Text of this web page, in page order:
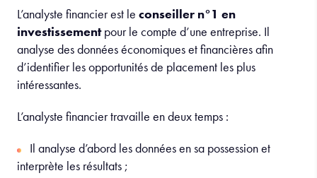
L’analyste financier est le conseiller n°1 en
investissementpour le compte d’une entreprise. Il
analyse des données économiques et financières afin
d’identifier les opportunités de placement les plus
intéressantes.
L’analyste financier travaille en deux temps :
Il analyse d’abord les données en sa possession et
interprète les résultats ;